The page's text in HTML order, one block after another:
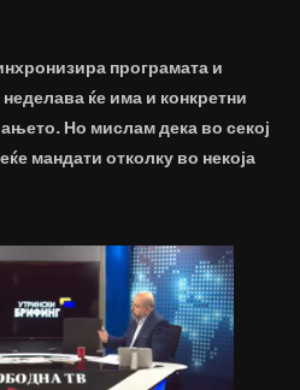
програмата и
ќе има и конкретни
Но мислам дека во секој
мандати отколку во некоја